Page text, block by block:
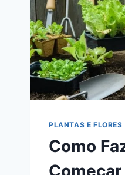
PLANTAS E FLORES
Como
Começar